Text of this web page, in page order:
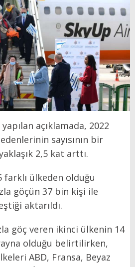
açıklamada, 2022
sayısının bir
2,5 kat arttı.
farklı ülkeden olduğu
göçün 37 bin kişi ile
aktarıldı.
göç veren ikinci ülkenin 14
olduğu belirtilirken,
ABD, Fransa, Beyaz